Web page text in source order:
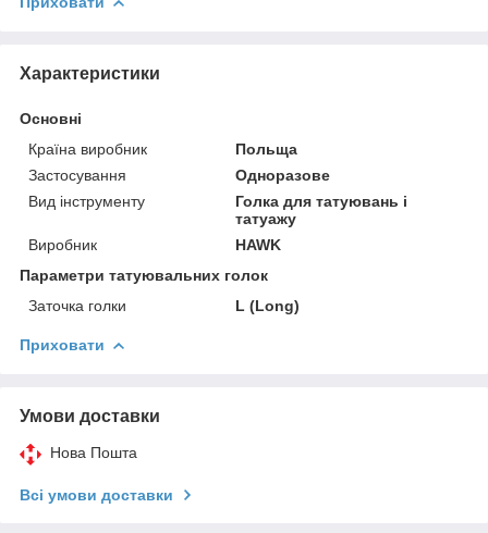
Характеристики
Основні
Країна виробник
Польща
Застосування
Одноразове
Вид інструменту
Голка для татуювань і
татуажу
Виробник
HAWK
Параметри татуювальних голок
Заточка голки
L (Long)
Приховати
Умови доставки
Нова Пошта
Всі умови доставки